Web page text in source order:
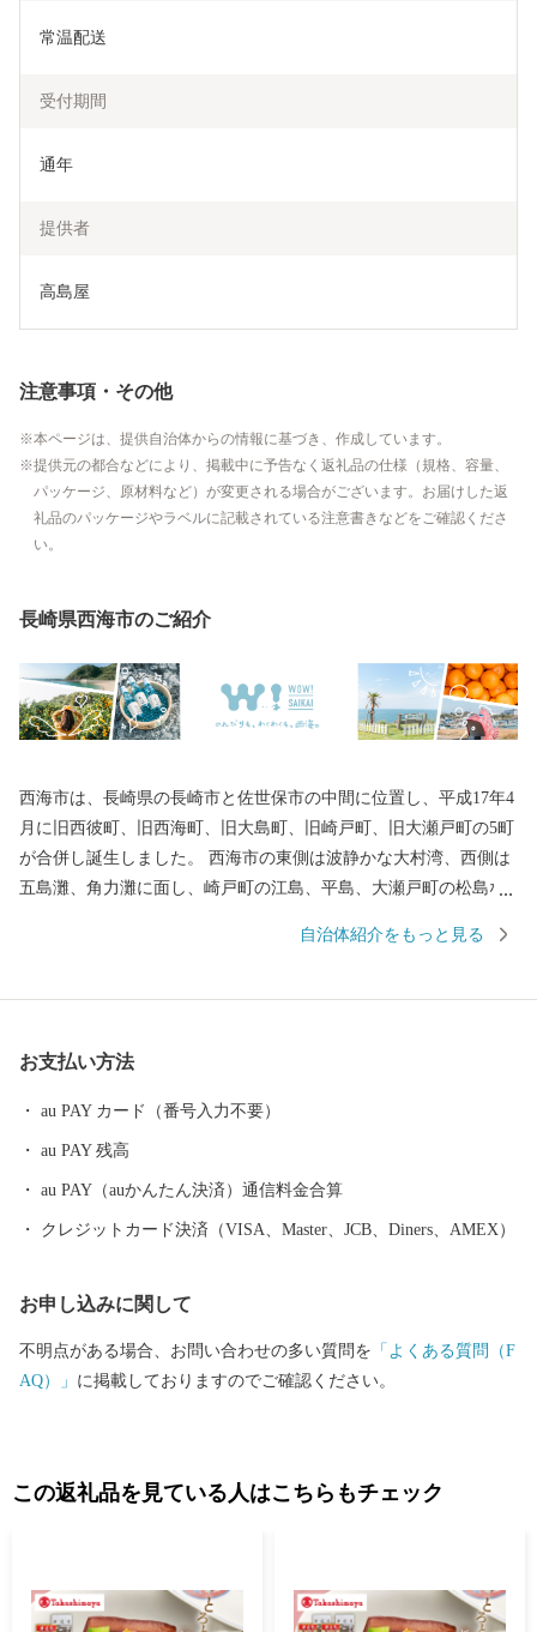
常温配送
受付期間
通年
提供者
高島屋
注意事項・その他
本ページは、提供自治体からの情報に基づき、作成しています。
提供元の都合などにより、掲載中に予告なく返礼品の仕様（規格、容量、
パッケージ、原材料など）が変更される場合がございます。お届けした返
礼品のパッケージやラベルに記載されている注意書きなどをご確認くださ
い。
長崎県西海市のご紹介
西海市は、長崎県の長崎市と佐世保市の中間に位置し、平成17年4
月に旧西彼町、旧西海町、旧大島町、旧崎戸町、旧大瀬戸町の5町
が合併し誕生しました。 西海市の東側は波静かな大村湾、西側は
五島灘、角力灘に面し、崎戸町の江島、平島、大瀬戸町の松島な
園、西彼杵半島県立公園の３つの自然公園の指定区域があり、美
キ」など、四季折々の旬の食材に恵まれています。甘くとろける
自治体紹介をもっと見る
お支払い方法
au PAY カード（番号入力不要）
au PAY 残高
au PAY（auかんたん決済）通信料金合算
クレジットカード決済（VISA、Master、JCB、Diners、AMEX）
お申し込みに関して
不明点がある場合、お問い合わせの多い質問を 「よくある質問（F
AQ）」 に掲載しておりますのでご確認ください。
この返礼品を見ている人はこちらもチェック